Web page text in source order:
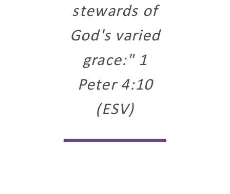
stewards of
God's varied
grace:" 1
Peter 4:10
(ESV)